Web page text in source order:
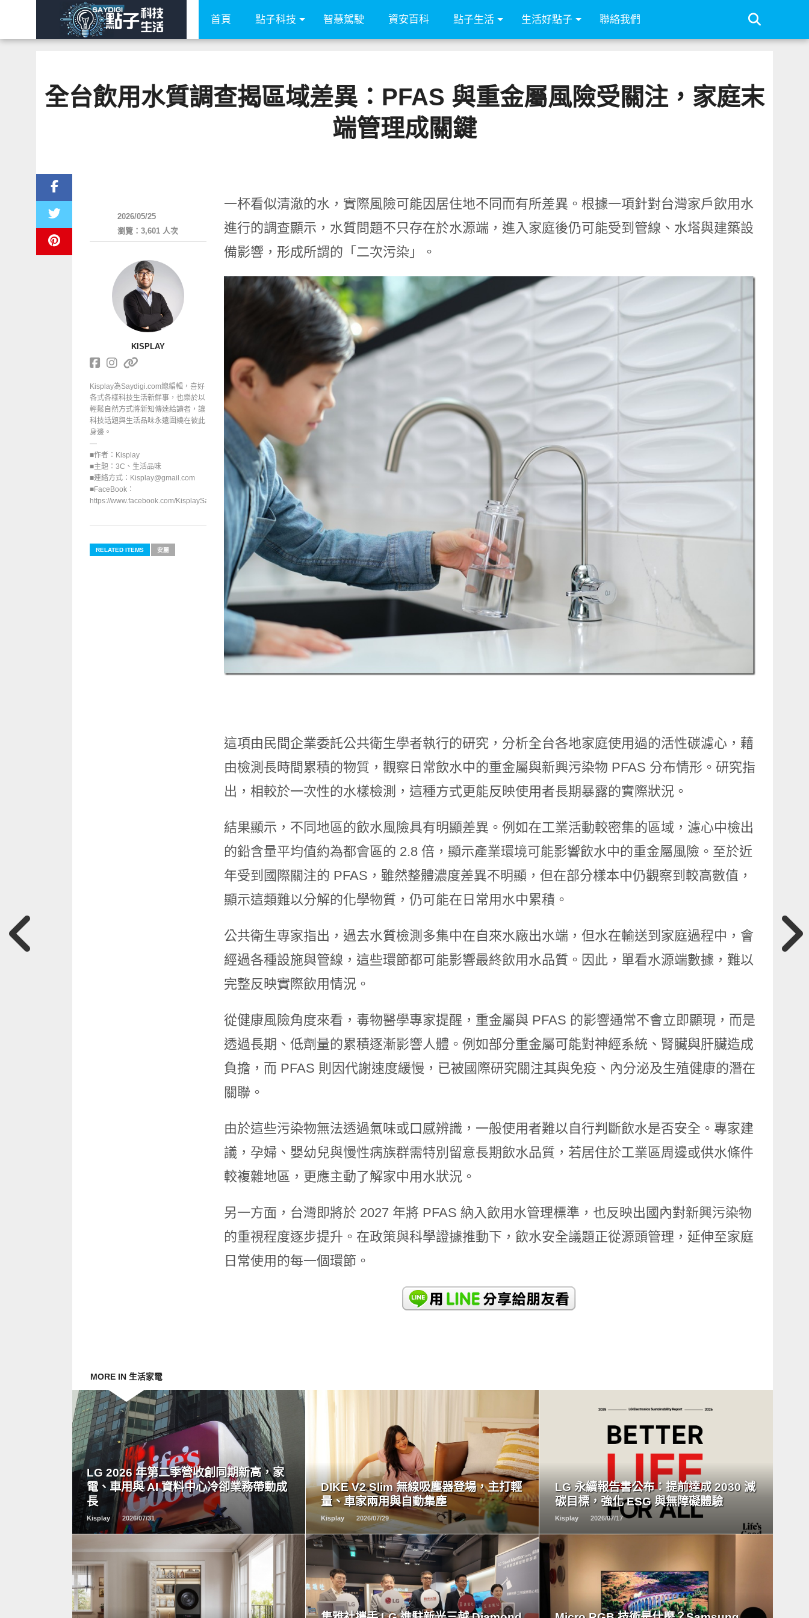
首頁 點子科技 智慧駕駛 資安百科 點子生活 生活好點子 聯絡我們
全台飲用水質調查揭區域差異：PFAS 與重金屬風險受關注，家庭末
端管理成關鍵
一杯看似清澈的水，實際風險可能因居住地不同而有所差異。根據一項針對台灣家戶飲用水
進行的調查顯示，水質問題不只存在於水源端，進入家庭後仍可能受到管線、水塔與建築設
備影響，形成所謂的「二次污染」。
這項由民間企業委託公共衛生學者執行的研究，分析全台各地家庭使用過的活性碳濾心，藉
由檢測長時間累積的物質，觀察日常飲水中的重金屬與新興污染物 PFAS 分布情形。研究指
出，相較於一次性的水樣檢測，這種方式更能反映使用者長期暴露的實際狀況。
結果顯示，不同地區的飲水風險具有明顯差異。例如在工業活動較密集的區域，濾心中檢出
的鉛含量平均值約為都會區的 2.8 倍，顯示產業環境可能影響飲水中的重金屬風險。至於近
年受到國際關注的 PFAS，雖然整體濃度差異不明顯，但在部分樣本中仍觀察到較高數值，
顯示這類難以分解的化學物質，仍可能在日常用水中累積。
公共衛生專家指出，過去水質檢測多集中在自來水廠出水端，但水在輸送到家庭過程中，會
經過各種設施與管線，這些環節都可能影響最終飲用水品質。因此，單看水源端數據，難以
完整反映實際飲用情況。
從健康風險角度來看，毒物醫學專家提醒，重金屬與 PFAS 的影響通常不會立即顯現，而是
透過長期、低劑量的累積逐漸影響人體。例如部分重金屬可能對神經系統、腎臟與肝臟造成
負擔，而 PFAS 則因代謝速度緩慢，已被國際研究關注其與免疫、內分泌及生殖健康的潛在
關聯。
由於這些污染物無法透過氣味或口感辨識，一般使用者難以自行判斷飲水是否安全。專家建
議，孕婦、嬰幼兒與慢性病族群需特別留意長期飲水品質，若居住於工業區周邊或供水條件
較複雜地區，更應主動了解家中用水狀況。
另一方面，台灣即將於 2027 年將 PFAS 納入飲用水管理標準，也反映出國內對新興污染物
的重視程度逐步提升。在政策與科學證據推動下，飲水安全議題正從源頭管理，延伸至家庭
日常使用的每一個環節。
2026/05/25
瀏覽：3,601 人次
KISPLAY
Kisplay為Saydigi.com總編輯，喜好
各式各樣科技生活新鮮事，也樂於以
輕鬆自然方式將新知傳達給讀者，讓
科技話題與生活品味永遠圍繞在彼此
身邊。
—
■作者：Kisplay
■主題：3C、生活品味
■連絡方式：Kisplay@gmail.com
■FaceBook：
https://www.facebook.com/KisplaySayGoodbuy/
RELATED ITEMS 安麗
MORE IN 生活家電
LG 2026 年第二季營收創同期新高，家
電、車用與 AI 資料中心冷卻業務帶動成
長
Kisplay 2026/07/31
READ
MORE
DIKE V2 Slim 無線吸塵器登場，主打輕
量、車家兩用與自動集塵
Kisplay 2026/07/29
READ
MORE
LG 永續報告書公布：提前達成 2030 減
碳目標，強化 ESG 與無障礙體驗
Kisplay 2026/07/17
MORE
READ
MORE
READ
MORE
READ
MORE